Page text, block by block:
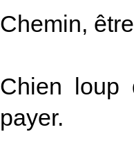
Chemin,
Chien loup
payer.